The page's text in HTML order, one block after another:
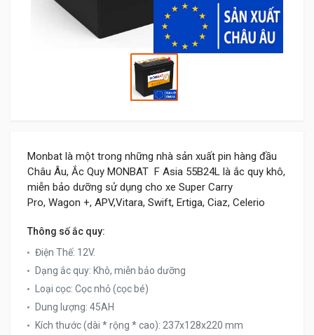
Monbat là một trong những nhà sản xuất pin hàng đầu
Châu Âu, Ắc Quy MONBAT F Asia 55B24L là ắc quy khô,
miễn bảo dưỡng sử dụng cho xe Super Carry
Pro, Wagon +, APV,Vitara, Swift, Ertiga, Ciaz, Celerio
Thông số ắc quy:
Điện Thế: 12V.
Dạng ắc quy: Khô, miễn bảo dưỡng
Loại cọc: Cọc nhỏ (cọc bé)
Dung lượng: 45AH
Kích thước (dài * rộng * cao): 237x128x220 mm